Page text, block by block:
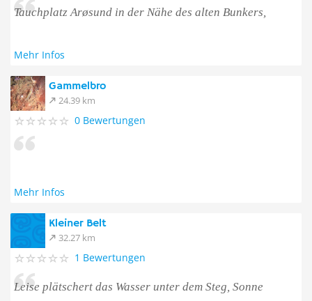
Tauchplatz Arøsund in der Nähe des alten Bunkers,
Mehr Infos
Gammelbro
24.39 km
0 Bewertungen
Mehr Infos
Kleiner Belt
32.27 km
1 Bewertungen
Leise plätschert das Wasser unter dem Steg, Sonne